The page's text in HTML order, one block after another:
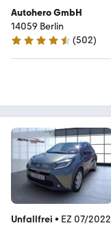
Autohero GmbH
14059 Berlin
4.5 Sterne
(502)
Unfallfrei • EZ 07/2022